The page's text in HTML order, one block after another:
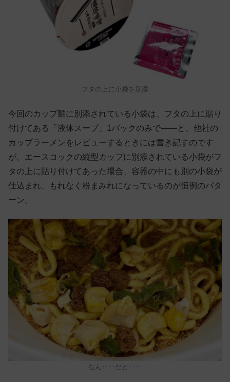
フタの上に小袋を別添
今回のカップ麺に別添されている小袋は、フタの上に貼り
付けてある「液体スープ」1パックのみで——と、他社の
カップラーメンをレビューするときには書き記すのです
が、エースコックの縦型カップに別添されている小袋がフ
タの上に貼り付けてあった場合、容器の中にも別の小袋が
仕込まれ、もれなく粉まみれになっているのが恒例のパタ
ーン。
なん‥‥だと‥‥